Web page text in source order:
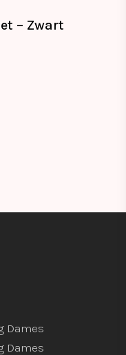
– Zwart
Dames
Dames